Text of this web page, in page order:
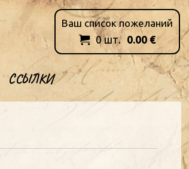
ССЫЛКИ
Ваш список пожеланий
 0шт. 0.00 €